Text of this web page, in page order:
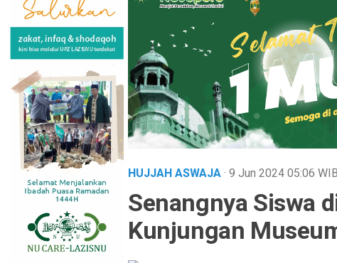
HUJJAH ASWAJA· 9 Jun 202405:06 WIB
Senangnya Siswa
Kunjungan